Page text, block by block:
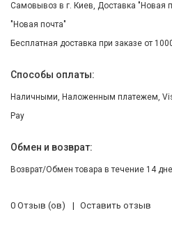
Самовывоз в г. Киев, Доставка "Новая
"Новая почта"
Бесплатная доставка при заказе от
Способы оплаты:
Наличными, Наложенным платежем,
Pay
Обмен и возврат:
Возврат/Обмен товара в течение 14
0 Отзыв (ов) Оставить отзыв